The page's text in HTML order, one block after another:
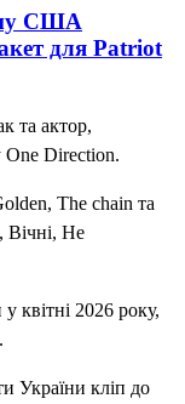
США
для Patriot
та актор,
One Direction.
The chain та
Вічні, Не
квітні 2026 року,
України кліп до